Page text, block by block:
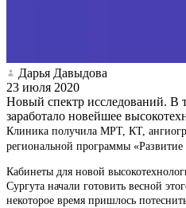
Дарья Давыдова
23 июля 2020
Новый спектр исследований. В
заработало новейшее
Клиника получила МРТ, КТ,
региональной программы
Кабинеты для новой
Сургута начали готовить весной
некоторое время пришлось